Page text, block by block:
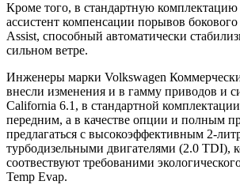
Кроме того, в стандартную комплектацию
ассистент компенсации порывов бокового
Assist, способный автоматически
сильном ветре.
Инженеры марки Volkswagen
внесли изменения и в гамму приводов и
California 6.1, в стандартной
передним, а в качестве опции и полным
предлагаться с высокоэффективным 2-
турбодизельными двигателями (2.0 TDI),
соотвествуют требованими
Temp Evap.